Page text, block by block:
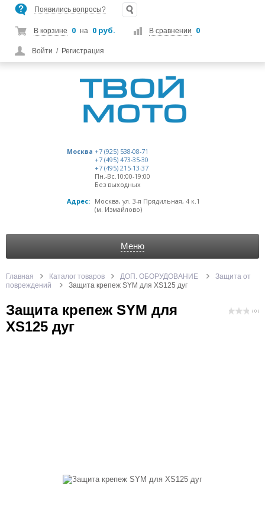
Появились вопросы?
В корзине 0 на 0 руб. В сравнении 0
Войти / Регистрация
Москва +7 (925) 538-08-71
+7 (495) 473-35-30
+7 (495) 215-13-37
Пн.-Вс.10:00-19:00
Без выходных
Адрес:
Москва, ул. 3-я Прядильная, 4 к.1
(м. Измайлово)
Меню
Главная Каталог товаров ДОП. ОБОРУДОВАНИЕ
Защита от
повреждений
Защита крепеж SYM для XS125 дуг
Защита крепеж SYM для
XS125 дуг
( 0 )